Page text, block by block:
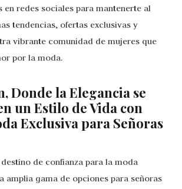
en redes sociales para mantenerte al
tendencias, ofertas exclusivas y
vibrante comunidad de mujeres que
por la moda.
Donde la Elegancia se
un Estilo de Vida con
Exclusiva para Señoras
destino de confianza para la moda
amplia gama de opciones para señoras